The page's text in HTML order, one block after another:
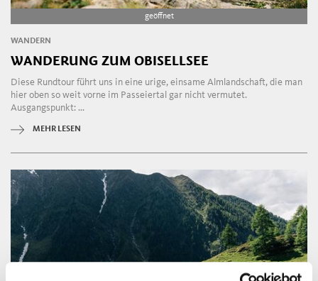
geöffnet
WANDERN
WANDERUNG ZUM OBISELLSEE
Diese Rundtour führt uns in eine urige, einsame Almlandschaft, die man
hier oben so weit vorne im Passeiertal gar nicht vermutet.
Ausgangspunkt: ...
MEHR LESEN